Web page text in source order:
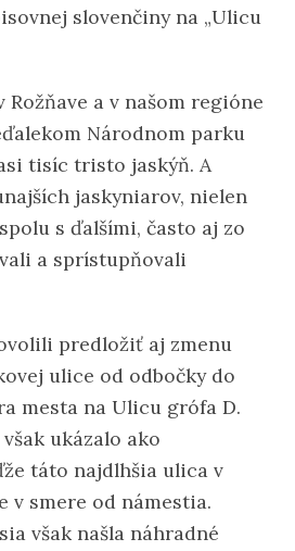
slovenčiny na „Ulicu
Rožňave a v našom regióne
Národnom parku
tisíc tristo jaskýň. A
jaskyniarov, nielen
s ďalšími, často aj zo
a sprístupňovali
predložiť aj zmenu
ulice od odbočky do
mesta na Ulicu grófa D.
ukázalo ako
táto najdlhšia ulica v
v smere od námestia.
však našla náhradné